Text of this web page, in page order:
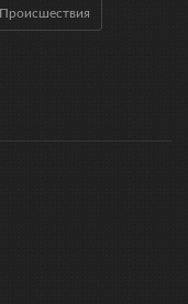
Происшествия